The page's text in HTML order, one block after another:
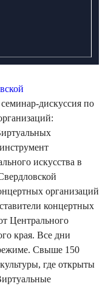
дискуссия по
искусства в
организаций
концертных
Центрального
края. Все дни
Свыше 150
где открыты